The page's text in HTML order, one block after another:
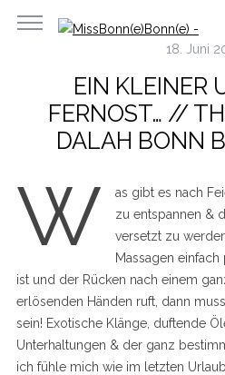
18. Juni
EIN KLEINER
FERNOST… //
DALAH BONN
W
as gibt es nach
zu entspannen &
versetzt zu
Massagen
ist und der Rücken nach einem
erlösenden Händen ruft, dann
sein! Exotische Klänge, duftende
Unterhaltungen & der ganz
ich fühle mich wie im letzten